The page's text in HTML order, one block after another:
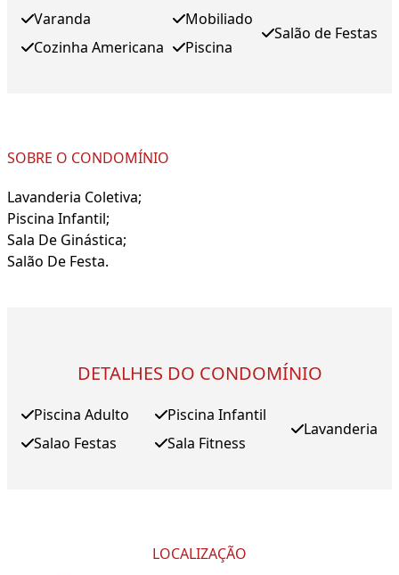
Varanda
Cozinha Americana
Mobiliado
Piscina
Salão de Festas
SOBRE O CONDOMÍNIO
Lavanderia Coletiva;
Piscina Infantil;
Sala De Ginástica;
Salão De Festa.
DETALHES DO CONDOMÍNIO
Piscina Adulto
Salao Festas
Piscina Infantil
Sala Fitness
Lavanderia
LOCALIZAÇÃO